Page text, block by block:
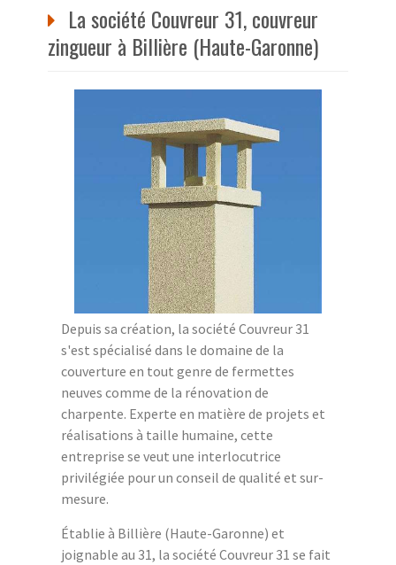
La société Couvreur 31, couvreur
zingueur à Billière (Haute-Garonne)
Depuis sa création, la société Couvreur 31
s'est spécialisé dans le domaine de la
couverture en tout genre de fermettes
neuves comme de la rénovation de
charpente. Experte en matière de projets et
réalisations à taille humaine, cette
entreprise se veut une interlocutrice
privilégiée pour un conseil de qualité et sur-
mesure.
Établie à Billière (Haute-Garonne) et
joignable au 31, la société Couvreur 31 se fait